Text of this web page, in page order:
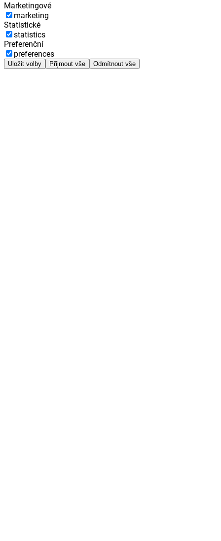
Marketingové
marketing
Statistické
statistics
Preferenční
preferences
Uložit volby Přijmout vše Odmítnout vše